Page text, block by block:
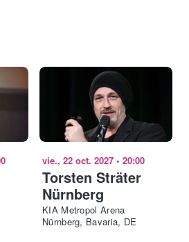
vie., 22 oct. 2027 • 20:00
Torsten Sträter
Nürnberg
KIA Metropol Arena
Nürnberg, Bavaria, DE